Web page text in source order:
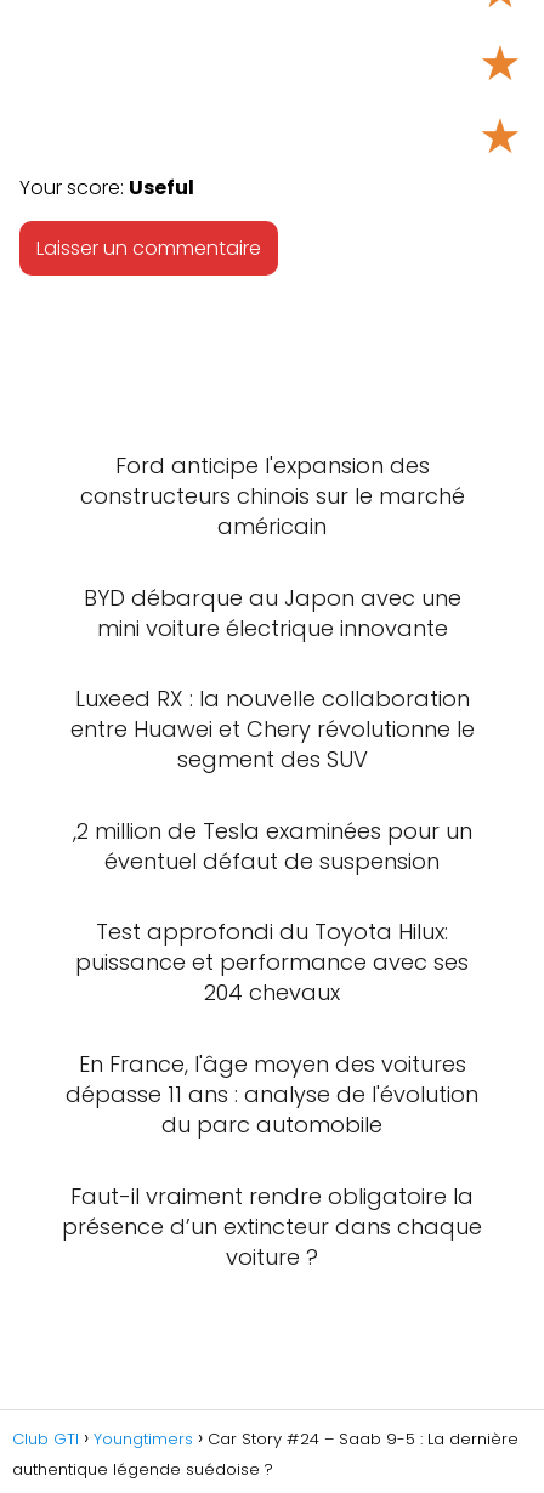
★
★
Your score: Useful
Ford anticipe l'expansion des
constructeurs chinois sur le marché
américain
BYD débarque au Japon avec une
mini voiture électrique innovante
Luxeed RX : la nouvelle collaboration
entre Huawei et Chery révolutionne le
segment des SUV
,2 million de Tesla examinées pour un
éventuel défaut de suspension
Test approfondi du Toyota Hilux:
puissance et performance avec ses
204 chevaux
En France, l'âge moyen des voitures
dépasse 11 ans : analyse de l'évolution
du parc automobile
Faut-il vraiment rendre obligatoire la
présence d’un extincteur dans chaque
voiture ?
Club GTI Youngtimers
Car Story #24 – Saab 9-5 : La dernière
authentique légende suédoise ?